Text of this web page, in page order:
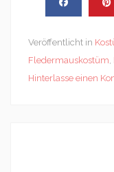
Veröffentlicht in
Fledermauskostüm,
Hinterlasse einen